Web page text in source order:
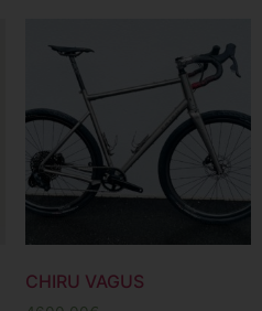
CHIRU VAGUS